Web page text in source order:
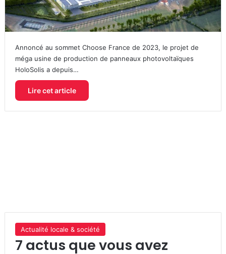
Annoncé au sommet Choose France de 2023, le projet de
méga usine de production de panneaux photovoltaïques
HoloSolis a depuis…
Lire cet article
Actualité locale & société
7 actus que vous avez